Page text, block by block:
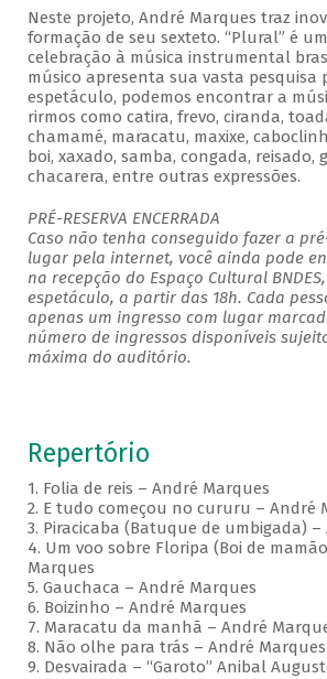
Neste projeto, André Marques traz
formação de seu sexteto. “Plural” é
celebração à música instrumental
músico apresenta sua vasta pesquisa
espetáculo, podemos encontrar a
rirmos como catira, frevo, ciranda,
chamamé, maracatu, maxixe,
boi, xaxado, samba, congada, reisado,
chacarera, entre outras expressões.
PRÉ-RESERVA ENCERRADA
Caso não tenha conseguido fazer a
lugar pela internet, você ainda pode
na recepção do Espaço Cultural
espetáculo, a partir das 18h. Cada
apenas um ingresso com lugar
número de ingressos disponíveis
máxima do auditório.
Repertório
1. Folia de reis – André Marques
2. E tudo começou no cururu – André
3. Piracicaba (Batuque de umbigada)
4. Um voo sobre Floripa (Boi de
Marques
5. Gauchaca – André Marques
6. Boizinho – André Marques
7. Maracatu da manhã – André
8. Não olhe para trás – André Marques
9. Desvairada – “Garoto” Anibal